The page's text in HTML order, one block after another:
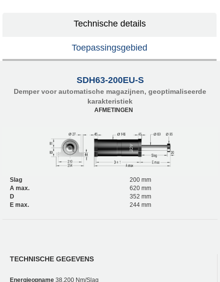
Technische details
Toepassingsgebied
SDH63-200EU-S
Demper voor automatische magazijnen, geoptimaliseerde
karakteristiek
AFMETINGEN
Slag
200 mm
A max.
620 mm
D
352 mm
E max.
244 mm
TECHNISCHE GEGEVENS
Energieopname 38.200 Nm/Slag